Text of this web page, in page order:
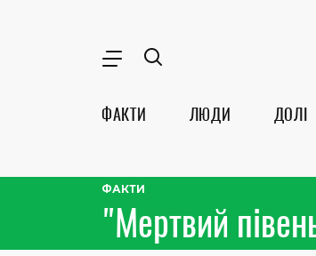
ФАКТИ ЛЮДИ ДОЛІ
ФАКТИ
"Мертвий